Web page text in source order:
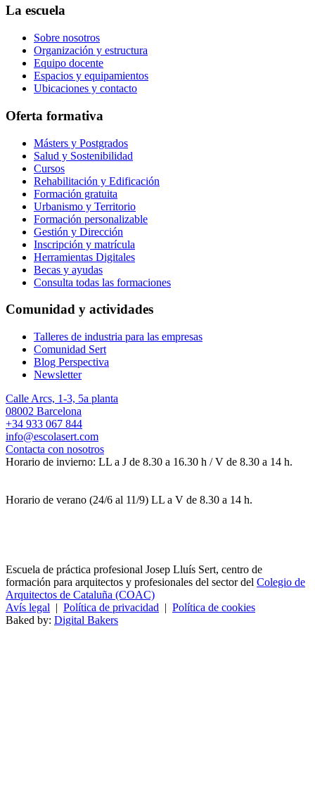
La escuela
Sobre nosotros
Organización y estructura
Equipo docente
Espacios y equipamientos
Ubicaciones y contacto
Oferta formativa
Másters y Postgrados
Salud y Sostenibilidad
Cursos
Rehabilitación y Edificación
Formación gratuita
Urbanismo y Territorio
Formación personalizable
Gestión y Dirección
Inscripción y matrícula
Herramientas Digitales
Becas y ayudas
Consulta todas las formaciones
Comunidad y actividades
Talleres de industria para las empresas
Comunidad Sert
Blog Perspectiva
Newsletter
Calle Arcs, 1-3, 5a planta
08002 Barcelona
+34 933 067 844
info@escolasert.com
Contacta con nosotros
Horario de invierno: LL a J de 8.30 a 16.30 h / V de 8.30 a 14 h.
Horario de verano (24/6 al 11/9) LL a V de 8.30 a 14 h.
Escuela de práctica profesional Josep Lluís Sert, centro de
formación para arquitectos y profesionales del sector del Colegio de
Arquitectos de Cataluña (COAC)
Avís legal | Política de privacidad | Política de cookies
Baked by: Digital Bakers